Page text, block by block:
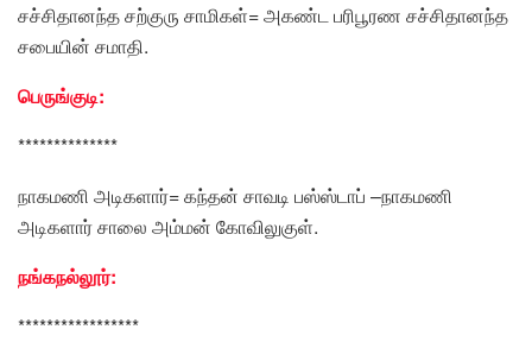
சச்சிதானந்த சற்குரு சாமிகள்= அகண்ட பரிபூரண சச்சிதானந்த
சபையின் சமாதி.
பெருங்குடி:
**************
நாகமணி அடிகளார்= கந்தன் சாவடி பஸ்ஸ்டாப் –நாகமணி
அடிகளார் சாலை அம்மன் கோவிலுகுள்.
நங்கநல்லூர்:
*****************